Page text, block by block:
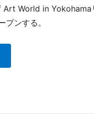
Art World in Yokohama
ンする。